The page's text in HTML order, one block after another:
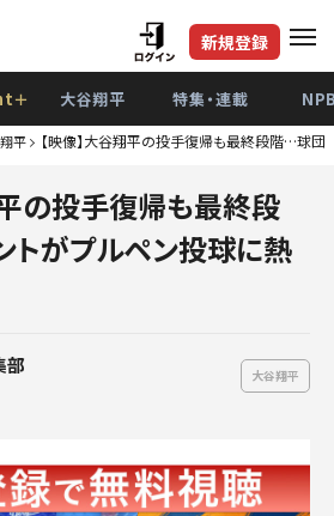
新規登録
＋ 大谷翔平 特集・連載
巨
ヤク
ソフト
平 【映像】大谷翔平の投手復帰も最終段階…球団
平の投手復帰も最終段
がプルペン投球に熱
部
大谷翔平